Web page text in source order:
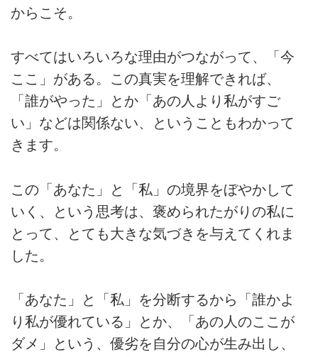
からこそ。
すべてはいろいろな理由がつながって、「今
ここ」がある。この真実を理解できれば、
「誰がやった」とか「あの人より私がすご
い」などは関係ない、ということもわかって
きます。
この「あなた」と「私」の境界をぼやかして
いく、という思考は、褒められたがりの私に
とって、とても大きな気づきを与えてくれま
した。
「あなた」と「私」を分断するから「誰かよ
り私が優れている」とか、「あの人のここが
ダメ」という、優劣を自分の心が生み出し、